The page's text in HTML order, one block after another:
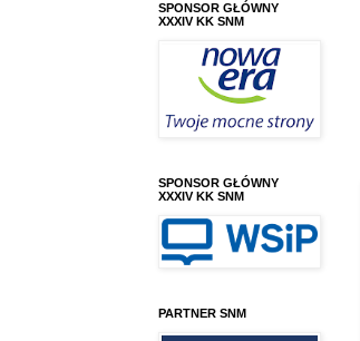
SPONSOR GŁÓWNY
XXXIV KK SNM
SPONSOR GŁÓWNY
XXXIV KK SNM
PARTNER SNM